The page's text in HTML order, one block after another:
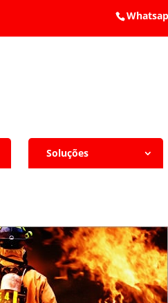
Soluções